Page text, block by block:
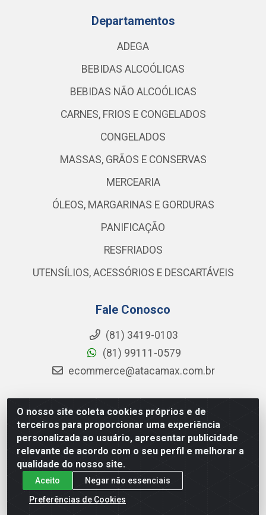
O nosso site coleta cookies próprios e de
terceiros para proporcionar uma experiência
personalizada ao usuário, apresentar publicidade
relevante de acordo com o seu perfil e melhorar a
qualidade do nosso site.
Aceito
Negar não essenciais
Preferências de Cookies
Departamentos
ADEGA
BEBIDAS ALCOÓLICAS
BEBIDAS NÃO ALCOÓLICAS
CARNES, FRIOS E CONGELADOS
CONGELADOS
MASSAS, GRÃOS E CONSERVAS
MERCEARIA
ÓLEOS, MARGARINAS E GORDURAS
PANIFICAÇÃO
RESFRIADOS
UTENSÍLIOS, ACESSÓRIOS E DESCARTÁVEIS
Fale Conosco
(81) 3419-0103
(81) 99111-0579
ecommerce@atacamax.com.br
Atacamax Importadora de Alimentos LTDA - RODOVIA BR-
101 - SUL, KM 79,60 GP E GALPAO:D - Muribeca, Jaboatão dos
Guararapes - PE, 54355-010 - CNPJ 08.305.623/0001-84